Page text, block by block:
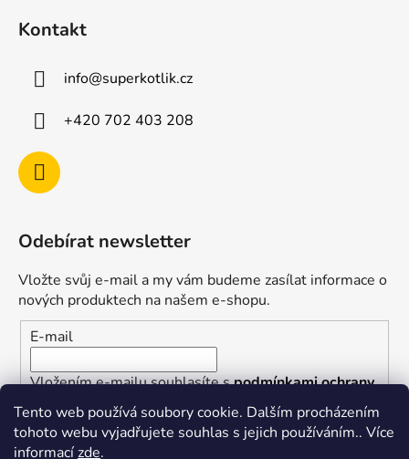
Tento web používá soubory cookie. Dalším procházením
tohoto webu vyjadřujete souhlas s jejich používáním.. Více
informacízde.
Kontakt
info@superkotlik.cz
+420 702 403 208
Odebírat newsletter
Vložte svůj e-mail a my vám budeme zasílat informace o
nových produktech na našem e-shopu.
E-mail
Vložením e-mailu souhlasíte spodmínkami ochrany
osobních údajů
PŘIHLÁSIT SE